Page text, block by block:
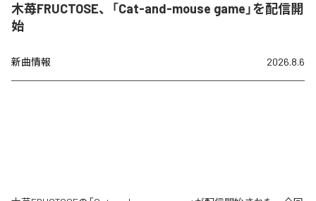
木苺FRUCTOSE、「Cat-and-mouse game」を配信開
始
新曲情報 2026.8.6